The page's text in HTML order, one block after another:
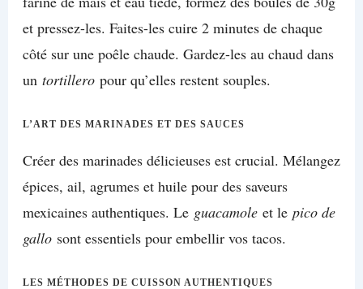
et pressez-les. Faites-les cuire 2 minutes de chaque
côté sur une poêle chaude. Gardez-les au chaud dans
un tortilleropour qu’elles restent souples.
L’ART DES MARINADES ET DES SAUCES
Créer des marinades délicieuses est crucial. Mélangez
épices, ail, agrumes et huile pour des saveurs
mexicaines authentiques. Le guacamoleet le pico de
gallosont essentiels pour embellir vos tacos.
LES MÉTHODES DE CUISSON AUTHENTIQUES